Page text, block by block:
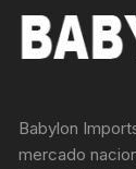
Babylon
mercado